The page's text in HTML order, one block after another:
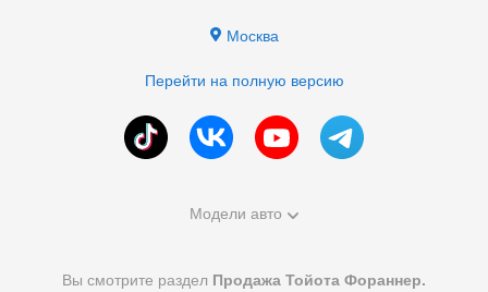
Москва
Перейти на полную версию
Модели авто
Вы смотрите раздел Продажа Тойота Фораннер.